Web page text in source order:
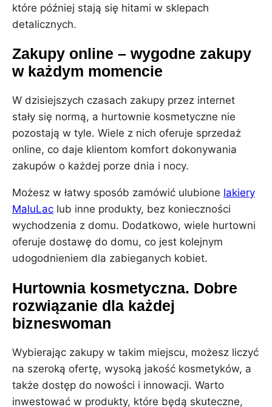
które później stają się hitami w sklepach
detalicznych.
Zakupy online – wygodne zakupy
w każdym momencie
W dzisiejszych czasach zakupy przez internet
stały się normą, a hurtownie kosmetyczne nie
pozostają w tyle. Wiele z nich oferuje sprzedaż
online, co daje klientom komfort dokonywania
zakupów o każdej porze dnia i nocy.
Możesz w łatwy sposób zamówić ulubione lakiery
MaluLac lub inne produkty, bez konieczności
wychodzenia z domu. Dodatkowo, wiele hurtowni
oferuje dostawę do domu, co jest kolejnym
udogodnieniem dla zabieganych kobiet.
Hurtownia kosmetyczna. Dobre
rozwiązanie dla każdej
bizneswoman
Wybierając zakupy w takim miejscu, możesz liczyć
na szeroką ofertę, wysoką jakość kosmetyków, a
także dostęp do nowości i innowacji. Warto
inwestować w produkty, które będą skuteczne,